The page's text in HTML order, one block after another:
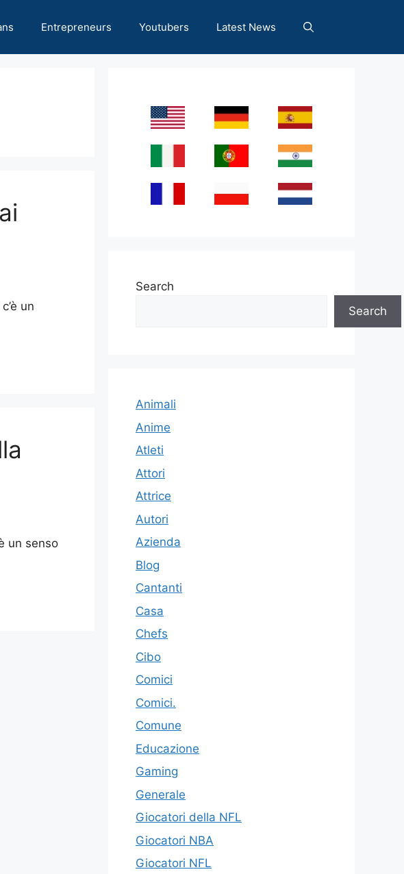
Entrepreneurs Youtubers Latest News
un
un senso
Search
Search
Animali
Anime
Atleti
Attori
Attrice
Autori
Azienda
Blog
Cantanti
Casa
Chefs
Cibo
Comici
Comici.
Comune
Educazione
Gaming
Generale
Giocatori della NFL
Giocatori NBA
Giocatori NFL